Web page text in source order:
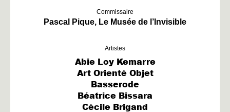
Commissaire
Pascal Pique, Le Musée de l’Invisible
Artistes
Abie Loy Kemarre
Art Orienté Objet
Basserode
Béatrice Bissara
Cécile Brigand